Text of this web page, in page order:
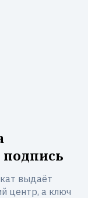
выдаёт
центр, а ключ